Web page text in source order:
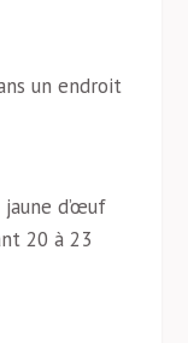
un endroit
jaune d’œuf
20 à 23